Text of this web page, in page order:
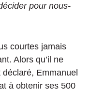
pour nous-
courtes jamais
Alors qu’il ne
déclaré, Emmanuel
à obtenir ses 500